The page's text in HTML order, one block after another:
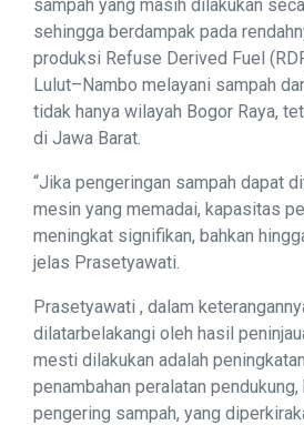
sampah yang masih dilakukan
sehingga berdampak pada
produksi Refuse Derived Fuel
Lulut–Nambo melayani sampah
tidak hanya wilayah Bogor Raya,
di Jawa Barat.
“Jika pengeringan sampah dapat
mesin yang memadai, kapasitas
meningkat signifikan, bahkan
jelas Prasetyawati.
Prasetyawati , dalam
dilatarbelakangi oleh hasil
mesti dilakukan adalah
penambahan peralatan
pengering sampah, yang